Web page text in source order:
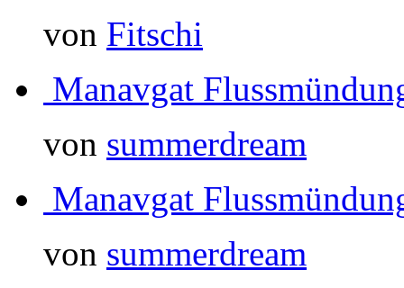
von Fitschi
Manavgat
von summerdream
Manavgat
von summerdream